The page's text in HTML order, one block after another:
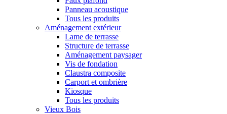
Panneau acoustique
Tous les produits
Aménagement extérieur
Lame de terrasse
Structure de terrasse
Aménagement paysager
Vis de fondation
Claustra composite
Carport et ombrière
Kiosque
Tous les produits
Vieux Bois